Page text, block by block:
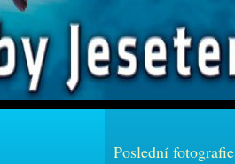
Poslední fotografie